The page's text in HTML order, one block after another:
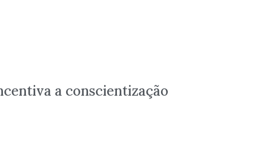
a conscientização